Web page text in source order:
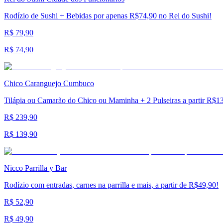
Rodízio de Sushi + Bebidas por apenas R$74,90 no Rei do Sushi!
R$ 79,90
R$ 74,90
Chico Caranguejo Cumbuco
Tilápia ou Camarão do Chico ou Maminha + 2 Pulseiras a partir
R$ 239,90
R$ 139,90
Nicco Parrilla y Bar
Rodízio com entradas, carnes na parrilla e mais, a partir de R$49,90!
R$ 52,90
R$ 49,90